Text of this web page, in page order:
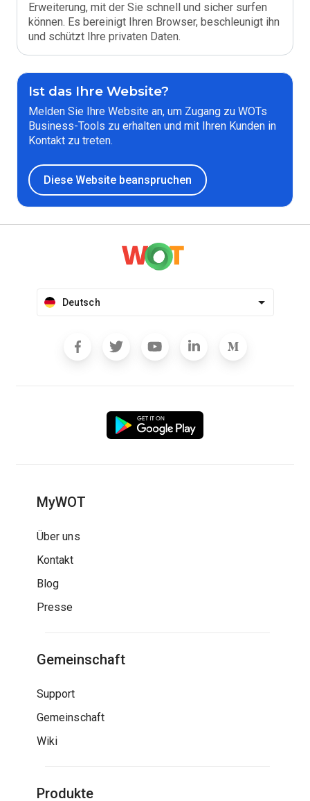
Erweiterung, mit der Sie schnell und sicher surfen
können. Es bereinigt Ihren Browser, beschleunigt ihn
und schützt Ihre privaten Daten.
Ist das Ihre Website?
Melden Sie Ihre Website an, um Zugang zu WOTs
Business-Tools zu erhalten und mit Ihren Kunden in
Kontakt zu treten.
Diese Website beanspruchen
Deutsch
MyWOT
Über uns
Kontakt
Blog
Presse
Gemeinschaft
Support
Gemeinschaft
Wiki
Produkte